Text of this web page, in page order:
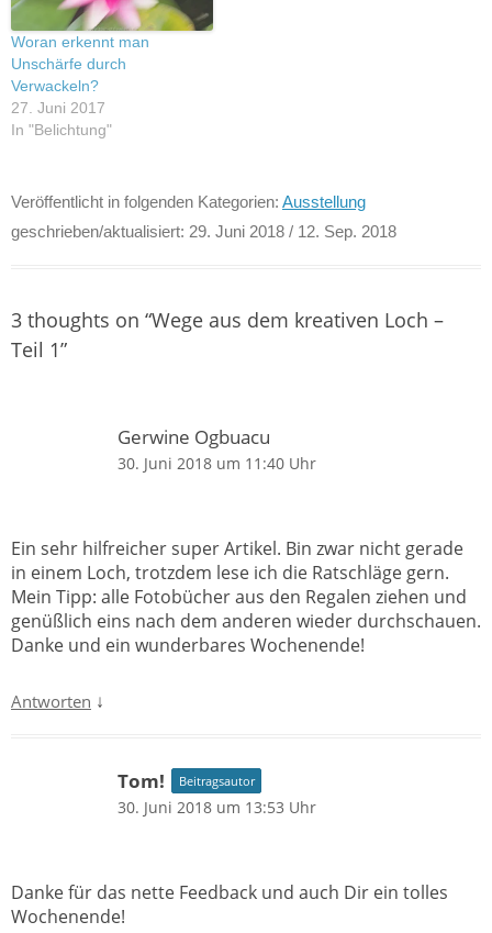
Woran erkennt man
Unschärfe durch
Verwackeln?
27. Juni 2017
In "Belichtung"
Veröffentlicht in folgenden Kategorien: Ausstellung
geschrieben/aktualisiert: 29. Juni 2018 / 12. Sep. 2018
3 thoughts on “Wege aus dem kreativen Loch –
Teil 1”
Gerwine Ogbuacu
30. Juni 2018 um 11:40 Uhr
Ein sehr hilfreicher super Artikel. Bin zwar nicht gerade
in einem Loch, trotzdem lese ich die Ratschläge gern.
Mein Tipp: alle Fotobücher aus den Regalen ziehen und
genüßlich eins nach dem anderen wieder durchschauen.
Danke und ein wunderbares Wochenende!
Antworten ↓
Tom! Beitragsautor
30. Juni 2018 um 13:53 Uhr
Danke für das nette Feedback und auch Dir ein tolles
Wochenende!